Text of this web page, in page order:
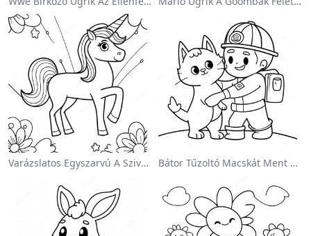
Varázslatos Egyszarvú A Szivárvány Színezőoldalon Bátor Tűzoltó Macskát Ment Színezőlap